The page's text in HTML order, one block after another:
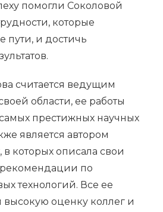
помогли Соколовой
которые
пути, и достичь
считается ведущим
области, ее работы
престижных научных
является автором
в которых описала свои
по
технологий. Все ее
высокую оценку коллег и